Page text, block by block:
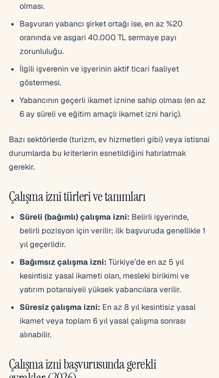
olması.
Başvuran yabancı şirket ortağı ise, en az %20
oranında ve asgari 40.000 TL sermaye payı
zorunluluğu.
İlgili işverenin ve işyerinin aktif ticari faaliyet
göstermesi.
Yabancının geçerli ikamet iznine sahip olması (en az
6 ay süreli ve eğitim amaçlı ikamet izni hariç).
Bazı sektörlerde (turizm, ev hizmetleri gibi) veya istisnai
durumlarda bu kriterlerin esnetildiğini hatırlatmak
gerekir.
Çalışma izni türleri ve tanımları
Süreli (bağımlı) çalışma izni: Belirli işyerinde,
belirli pozisyon için verilir; ilk başvuruda genellikle 1
yıl geçerlidir.
Bağımsız çalışma izni: Türkiye’de en az 5 yıl
kesintisiz yasal ikameti olan, mesleki birikimi ve
yatırım potansiyeli yüksek yabancılara verilir.
Süresiz çalışma izni: En az 8 yıl kesintisiz yasal
ikamet veya toplam 6 yıl yasal çalışma sonrası
alınabilir.
Çalışma izni başvurusunda gerekli